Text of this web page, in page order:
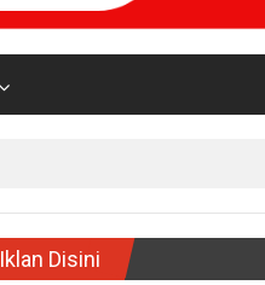
Iklan Disini